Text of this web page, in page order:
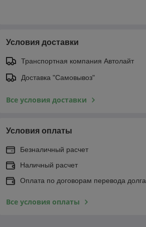
Условия доставки
Транспортная компания Автолайт
Доставка "Самовывоз"
Все условия доставки
Условия оплаты
Безналичный расчет
Наличный расчет
Оплата по договорам перевода долга
Все условия оплаты